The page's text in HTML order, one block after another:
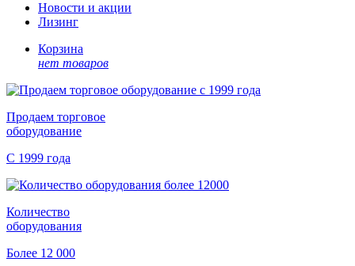
Новости и акции
Лизинг
Корзина
нет товаров
Продаем торговое
оборудование
С 1999 года
Количество
оборудования
Более 12 000